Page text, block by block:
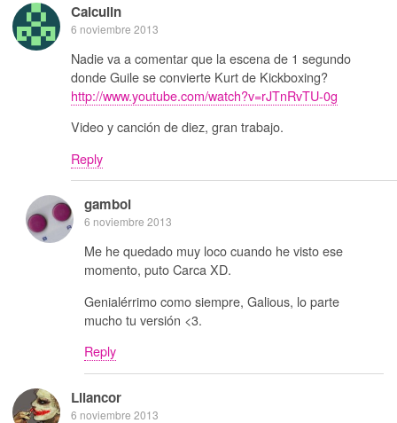
Calculin
6 noviembre 2013
Nadie va a comentar que la escena de 1 segundo
donde Guile se convierte Kurt de Kickboxing?
http://www.youtube.com/watch?v=rJTnRvTU-0g
Video y canción de diez, gran trabajo.
Reply
gamboi
6 noviembre 2013
Me he quedado muy loco cuando he visto ese
momento, puto Carca XD.
Genialérrimo como siempre, Galious, lo parte
mucho tu versión <3.
Reply
Lilancor
6 noviembre 2013